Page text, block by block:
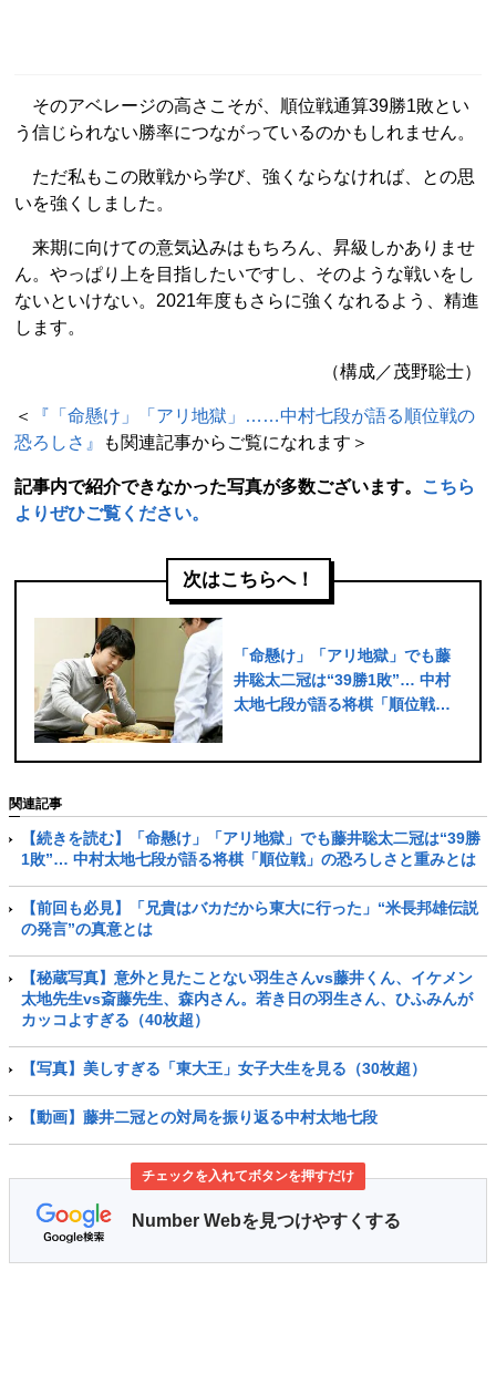
そのアベレージの高さこそが、順位戦通算39勝1敗とい
う信じられない勝率につながっているのかもしれません。
ただ私もこの敗戦から学び、強くならなければ、との思
いを強くしました。
来期に向けての意気込みはもちろん、昇級しかありませ
ん。やっぱり上を目指したいですし、そのような戦いをし
ないといけない。2021年度もさらに強くなれるよう、精進
します。
（構成／茂野聡士）
＜
『「命懸け」「アリ地獄」……中村七段が語る順位戦の
恐ろしさ』
も関連記事からご覧になれます＞
記事内で紹介できなかった写真が多数ございます。
こちら
よりぜひご覧ください。
次はこちらへ！
「命懸け」「アリ地獄」でも藤
井聡太二冠は“39勝1敗”… 中村
太地七段が語る将棋「順位戦」
関連記事
【続きを読む】「命懸け」「アリ地獄」でも藤井聡太二冠は“39勝
1敗”… 中村太地七段が語る将棋「順位戦」の恐ろしさと重みとは
【前回も必見】「兄貴はバカだから東大に行った」“米長邦雄伝説
の発言”の真意とは
【秘蔵写真】意外と見たことない羽生さんvs藤井くん、イケメン
太地先生vs斎藤先生、森内さん。若き日の羽生さん、ひふみんが
カッコよすぎる（40枚超）
【写真】美しすぎる「東大王」女子大生を見る（30枚超）
【動画】藤井二冠との対局を振り返る中村太地七段
チェックを入れてボタンを押すだけ
Number Webを見つけやすくする